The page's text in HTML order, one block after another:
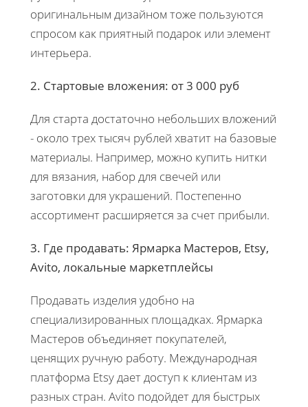
оригинальным дизайном тоже пользуются
спросом как приятный подарок или элемент
интерьера.
2. Стартовые вложения: от 3 000 руб
Для старта достаточно небольших вложений
- около трех тысяч рублей хватит на базовые
материалы. Например, можно купить нитки
для вязания, набор для свечей или
заготовки для украшений. Постепенно
ассортимент расширяется за счет прибыли.
3. Где продавать: Ярмарка Мастеров, Etsy,
Avito, локальные маркетплейсы
Продавать изделия удобно на
специализированных площадках. Ярмарка
Мастеров объединяет покупателей,
ценящих ручную работу. Международная
платформа Etsy дает доступ к клиентам из
разных стран. Avito подойдет для быстрых